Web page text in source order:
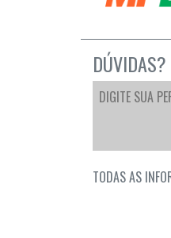
TODAS AS